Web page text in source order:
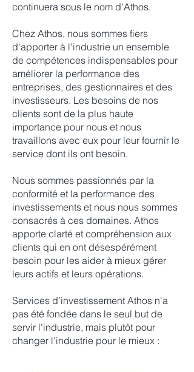
continuera sous le nom d'Athos.
Chez Athos, nous sommes fiers
d'apporter à l'industrie un ensemble
de compétences indispensables pour
améliorer la performance des
entreprises, des gestionnaires et des
investisseurs. Les besoins de nos
clients sont de la plus haute
importance pour nous et nous
travaillons avec eux pour leur fournir le
service dont ils ont besoin.
Nous sommes passionnés par la
conformité et la performance des
investissements et nous nous sommes
consacrés à ces domaines. Athos
apporte clarté et compréhension aux
clients qui en ont désespérément
besoin pour les aider à mieux gérer
leurs actifs et leurs opérations.
Services d’investissement Athos n'a
pas été fondée dans le seul but de
servir l'industrie, mais plutôt pour
changer l'industrie pour le mieux :